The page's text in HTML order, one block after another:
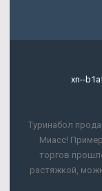
xn--
Туринабол
Миасс!
торгов
растяжкой,